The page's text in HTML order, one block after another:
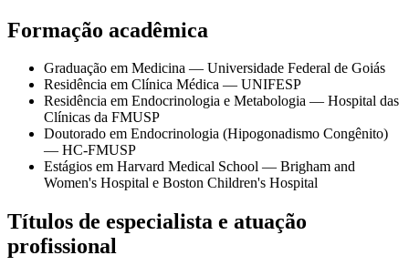
Formação acadêmica
Graduação em Medicina — Universidade Federal de Goiás
Residência em Clínica Médica — UNIFESP
Residência em Endocrinologia e Metabologia — Hospital das
Clínicas da FMUSP
Doutorado em Endocrinologia (Hipogonadismo Congênito)
— HC-FMUSP
Estágios em Harvard Medical School — Brigham and
Women's Hospital e Boston Children's Hospital
Títulos de especialista e atuação
profissional